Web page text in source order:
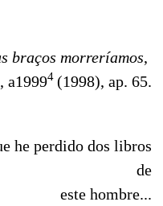
braços morreríamos,
a19994 (1998), ap. 65.
he perdido dos libros
de
este hombre...